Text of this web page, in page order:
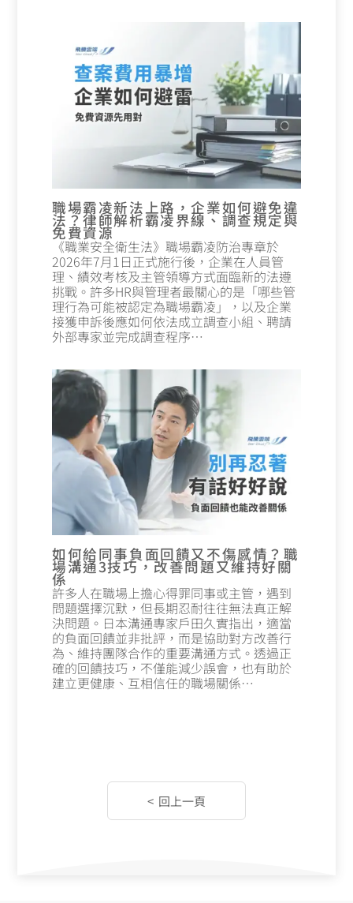
職場霸凌新法上路，企業如何避免違
法？律師解析霸凌界線、調查規定與
免費資源
《職業安全衛生法》職場霸凌防治專章於
2026年7月1日正式施行後，企業在人員管
理、績效考核及主管領導方式面臨新的法遵
挑戰。許多HR與管理者最關心的是「哪些管
理行為可能被認定為職場霸凌」，以及企業
接獲申訴後應如何依法成立調查小組、聘請
外部專家並完成調查程序…
如何給同事負面回饋又不傷感情？職
場溝通3技巧，改善問題又維持好關
係
許多人在職場上擔心得罪同事或主管，遇到
問題選擇沉默，但長期忍耐往往無法真正解
決問題。日本溝通專家戶田久實指出，適當
的負面回饋並非批評，而是協助對方改善行
為、維持團隊合作的重要溝通方式。透過正
確的回饋技巧，不僅能減少誤會，也有助於
建立更健康、互相信任的職場關係…